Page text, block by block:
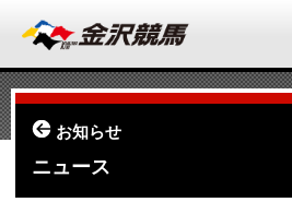
お知らせ
ニュース